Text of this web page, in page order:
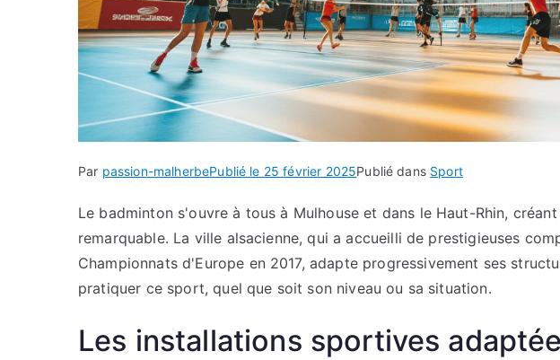
Par passion-malherbePublié le 25 février 2025Publié dans Sport
Le badminton s'ouvre à tous à Mulhouse et dans le Haut-Rhin,
remarquable. La ville alsacienne, qui a accueilli de prestigieuses
Championnats d'Europe en 2017, adapte progressivement ses
pratiquer ce sport, quel que soit son niveau ou sa situation.
Les installations sportives